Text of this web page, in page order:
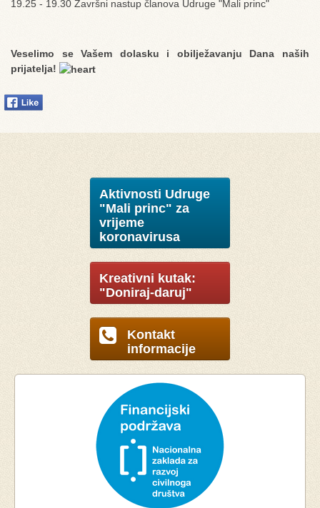
19.25 - 19.30 Završni nastup članova Udruge "Mali princ"
Veselimo se Vašem dolasku i obilježavanju Dana naših
prijatelja!
Aktivnosti Udruge
"Mali princ" za
vrijeme
koronavirusa
Kreativni kutak:
"Doniraj-daruj"
Kontakt
informacije